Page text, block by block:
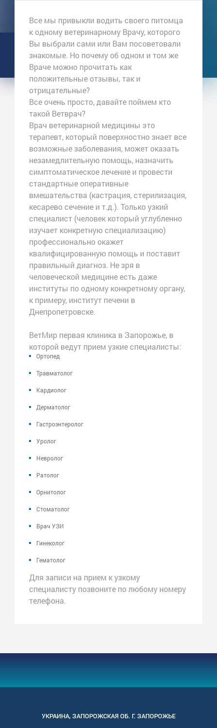
Все мы привыкли водить своего питомца
к одному ветеринарному Врачу, которого
Вы выбрали сами или Вам посоветовали
знакомые. Но почему об одном и том же
Враче можно прочитать как
положительные отзывы, так и
отрицательные?
Все очень просто, давайте поймем кто
такой Ветврач?
Врач ветеринарной медицины это
терапевт, который поверхностно знает все
возможные заболевания, может оказать
незамедлительную помощь, назначить
симптоматическое лечение и провести
стандартные оперативные
вмешательства (кастрация, стерилизация,
кесарево сечение и т.д.). Только узкий
специалист (человек который углубленно
изучает конкретную специализацию)
профессионально окажет
квалифицированную помощь и поставит
правильный диагноз. Не зря в
человеческой медицине есть даже
институты по одному конкретному органу,
к примеру, институт печени в
Днепропетровске.
ВетМир первая клиника в Запорожье, в
которой ведут прием узкие специалисты:
Ортопед
Травматолог
Кардиолог
Дерматолог
Гастроэнтеролог
Уролог
Невролог
Ратолог
Орнитолог
Стоматолог
Врач УЗИ
Гинеколог
Гематолог
Для записи на прием к узкому
специалисту позвоните по любому номеру
телефона.
УКРАИНА,ЗАПОРОЖСКАЯОБ. Г. ЗАПОРОЖЬЕ